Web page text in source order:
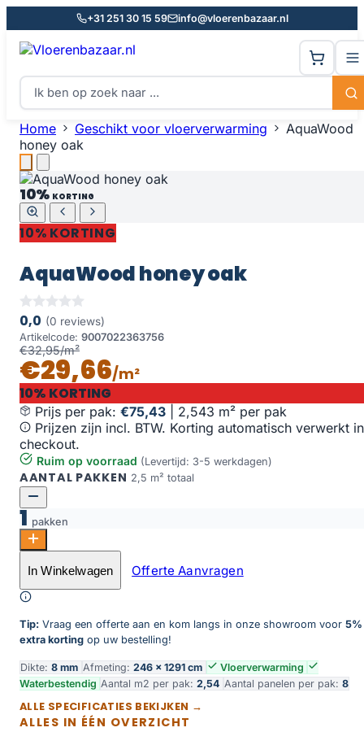
+31 251 30 15 59 info@vloerenbazaar.nl
Home Geschikt voor vloerverwarming
AquaWood
honey oak
10% KORTING
10% KORTING
AquaWood honey oak
0,0 (0 reviews)
Artikelcode: 9007022363756
€32,95/m²
€29,66/m²
10% KORTING
Prijs per pak: €75,43
2,543 m² per pak
Prijzen zijn incl. BTW. Korting automatisch verwerkt in
checkout.
Ruim op voorraad (Levertijd: 3-5 werkdagen)
AANTAL PAKKEN 2,5 m² totaal
1 pakken
AquaWood honey oak aantal
Toevoegen aan winkelwagen
In Winkelwagen Offerte Aanvragen
Tip: Vraag een offerte aan en kom langs in onze showroom voor 5%
extra korting op uw bestelling!
Dikte: 8 mm Afmeting: 246 × 1291 cm
Vloerverwarming
Waterbestendig Aantal m2 per pak: 2,54 Aantal panelen per pak: 8
ALLE SPECIFICATIES BEKIJKEN →
ALLES IN ÉÉN OVERZICHT